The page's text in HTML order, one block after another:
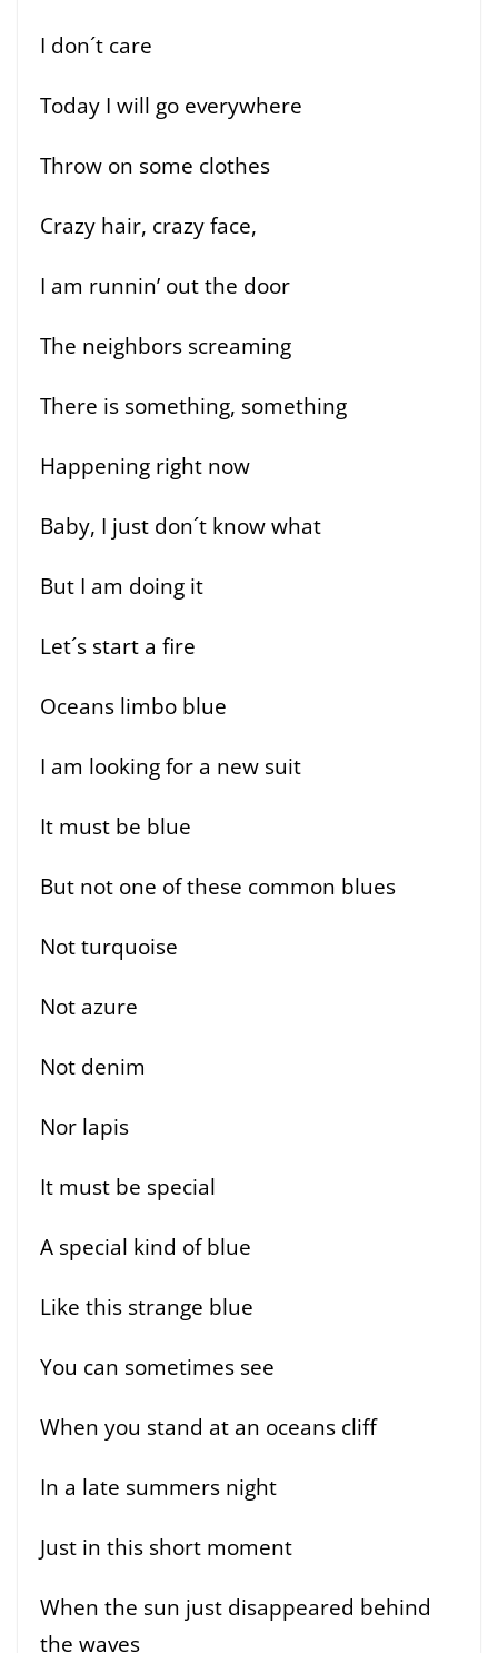
I don´t care
Today I will go everywhere
Throw on some clothes
Crazy hair, crazy face,
I am runnin’ out the door
The neighbors screaming
There is something, something
Happening right now
Baby, I just don´t know what
But I am doing it
Let´s start a fire
Oceans limbo blue
I am looking for a new suit
It must be blue
But not one of these common blues
Not turquoise
Not azure
Not denim
Nor lapis
It must be special
A special kind of blue
Like this strange blue
You can sometimes see
When you stand at an oceans cliff
In a late summers night
Just in this short moment
When the sun just disappeared behind
the waves